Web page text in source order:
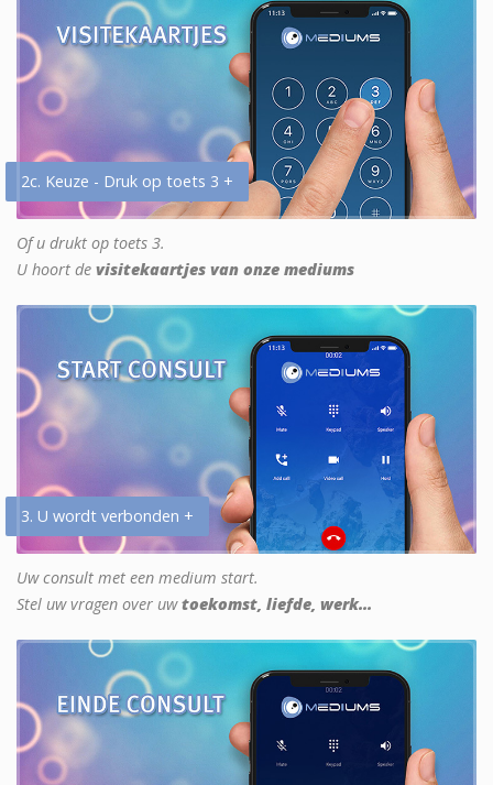
2c. Keuze - Druk op toets 3 +
Of u drukt op toets 3.
U hoort de visitekaartjes van onze mediums
3. U wordt verbonden +
Uw consult met een medium start.
Stel uw vragen over uwtoekomst, liefde, werk...